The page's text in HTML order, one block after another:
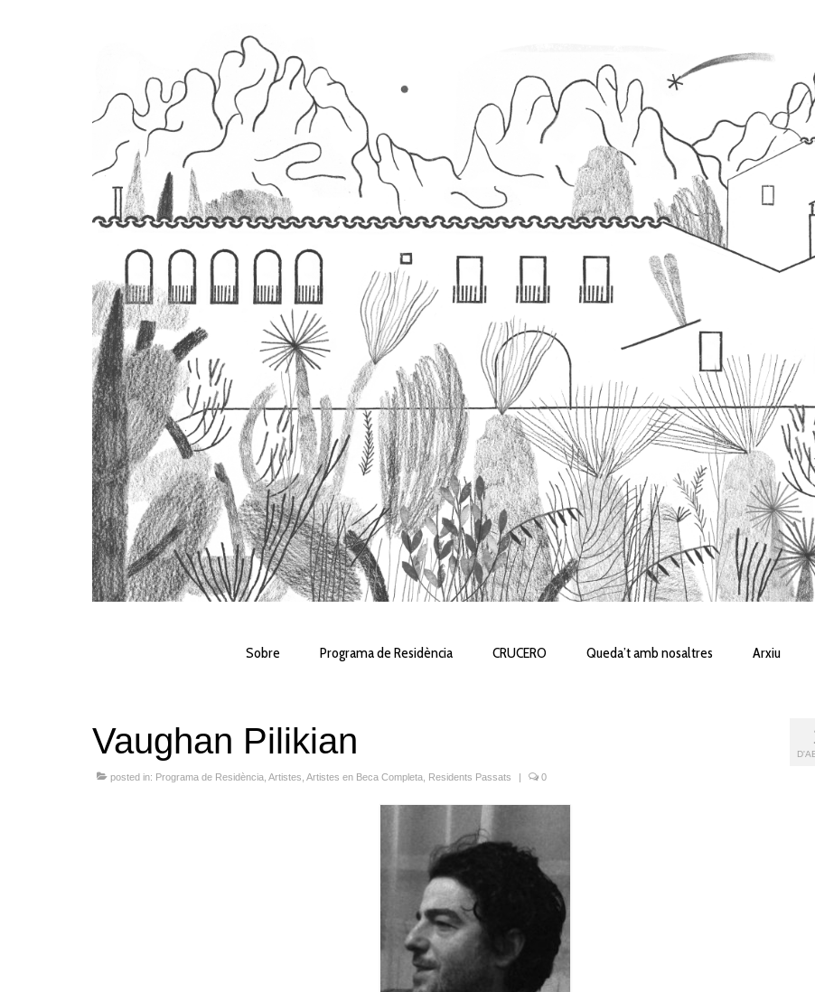
Sobre Programa de Residència CRUCERO Queda’t amb nosaltres Arxiu
Vaughan Pilikian
posted in: Programa de Residència Artistes Artistes en Beca Completa Residents Passats 0